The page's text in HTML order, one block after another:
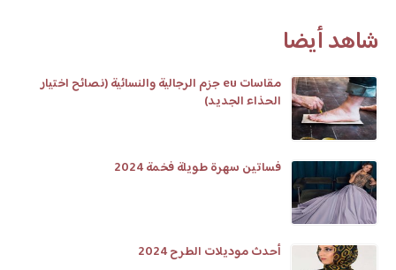
شاهد أيضا
مقاسات eu جزم الرجالية والنسائية (نصائح اختيار
الحذاء الجديد)
فساتين سهرة طويلة فخمة 2024
أحدث موديلات الطرح 2024